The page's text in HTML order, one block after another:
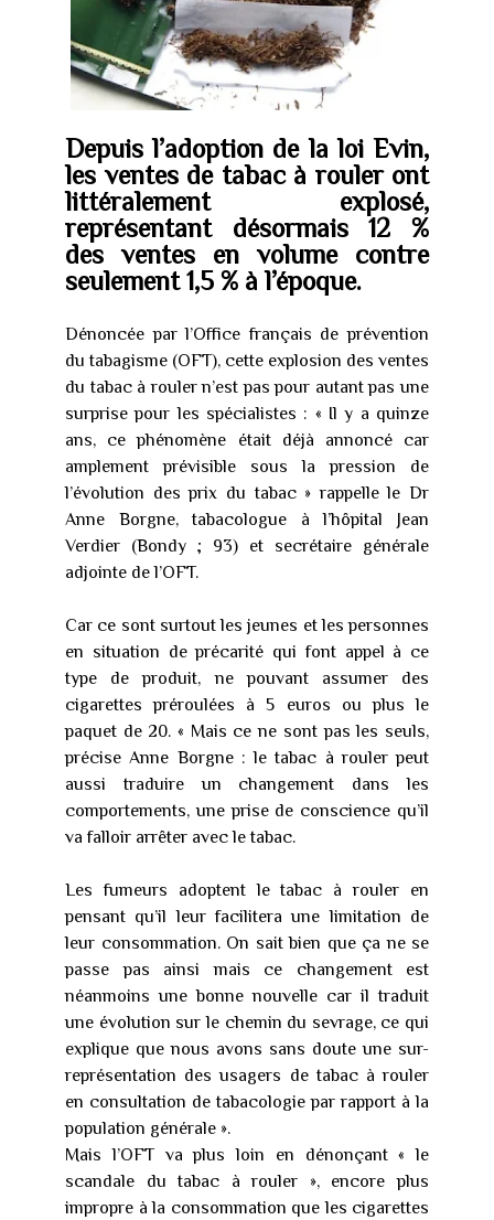
Depuis l’adoption de la loi Evin,
les ventes de tabac à rouler ont
littéralement explosé,
représentant désormais 12 %
des ventes en volume contre
seulement 1,5 % à l’époque.
Dénoncée par l’Office français de prévention
du tabagisme (OFT), cette explosion des ventes
du tabac à rouler n’est pas pour autant pas une
surprise pour les spécialistes : « Il y a quinze
ans, ce phénomène était déjà annoncé car
amplement prévisible sous la pression de
l’évolution des prix du tabac » rappelle le Dr
Anne Borgne, tabacologue à l’hôpital Jean
Verdier (Bondy ; 93) et secrétaire générale
adjointe de l’OFT.
Car ce sont surtout les jeunes et les personnes
en situation de précarité qui font appel à ce
type de produit, ne pouvant assumer des
cigarettes préroulées à 5 euros ou plus le
paquet de 20. « Mais ce ne sont pas les seuls,
précise Anne Borgne : le tabac à rouler peut
aussi traduire un changement dans les
comportements, une prise de conscience qu’il
va falloir arrêter avec le tabac.
Les fumeurs adoptent le tabac à rouler en
pensant qu’il leur facilitera une limitation de
leur consommation. On sait bien que ça ne se
passe pas ainsi mais ce changement est
néanmoins une bonne nouvelle car il traduit
une évolution sur le chemin du sevrage, ce qui
explique que nous avons sans doute une sur-
représentation des usagers de tabac à rouler
en consultation de tabacologie par rapport à la
population générale ».
Mais l’OFT va plus loin en dénonçant « le
scandale du tabac à rouler », encore plus
impropre à la consommation que les cigarettes